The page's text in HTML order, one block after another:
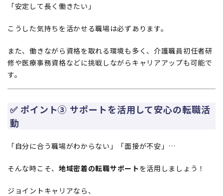
「安定して長く働きたい」
こうした気持ちを活かせる職場は必ずあります。
また、働きながら資格を取れる環境も多く、介護職員初任者研
修や医療事務資格などに挑戦しながらキャリアアップも可能で
す。
✅ ポイント③ サポートを活用して安心の転職活
動
「自分に合う職場がわからない」「面接が不安」…
そんな時こそ、 地域密着の転職サポートを活用しましょう！
ジョイントキャリアなら、